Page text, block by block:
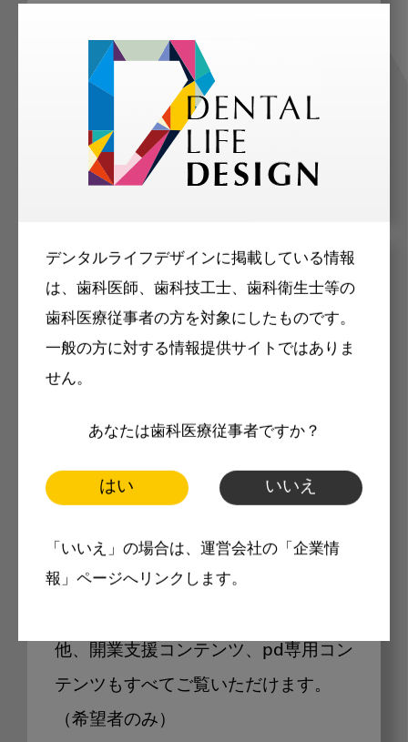
デンタルライフデザインに掲載している情報
は、歯科医師、歯科技工士、歯科衛生士等の
歯科医療従事者の方を対象にしたものです。
一般の方に対する情報提供サイトではありま
せん。
あなたは歯科医療従事者ですか？
はい いいえ
「いいえ」の場合は、運営会社の「企業情
報」ページへリンクします。
科衛生士、歯科技工士）に合わせた内
容のメールマガジンをお届けします。
メリット
製品価格も閲覧可能
Internet DOに掲載されている製品の
他、開業支援コンテンツ、pd専用コン
テンツもすべてご覧いただけます。
（希望者のみ）